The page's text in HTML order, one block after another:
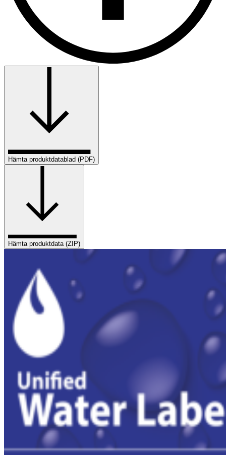
Hämta produktdatablad (PDF)
Hämta produktdata (ZIP)